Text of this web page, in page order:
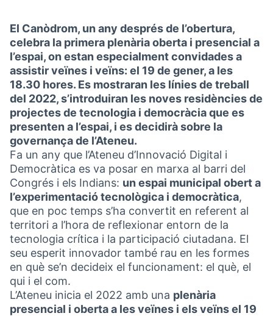
El Canòdrom, un any després de l’obertura,
celebra la primera plenària oberta i presencial a
l’espai, on estan especialment convidades a
assistir veïnes i veïns: el 19 de gener, a les
18.30 hores. Es mostraran les línies de treball
del 2022, s’introduiran les noves residències de
projectes de tecnologia i democràcia que es
presenten a l’espai, i es decidirà sobre la
governança de l’Ateneu.
Fa un any que l’Ateneu d’Innovació Digital i
Democràtica es va posar en marxa al barri del
Congrés i els Indians: un espai municipal obert a
l’experimentació tecnològica i democràtica,
que en poc temps s’ha convertit en referent al
territori a l’hora de reflexionar entorn de la
tecnologia crítica i la participació ciutadana. El
seu esperit innovador també rau en les formes
en què se’n decideix el funcionament: el què, el
qui i el com.
L’Ateneu inicia el 2022 amb una plenària
presencial i oberta a les veïnes i els veïns el 19